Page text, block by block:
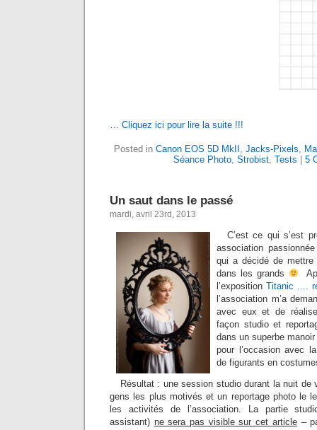
… Cliquez ici pour lire la suite !!!
Posted in Canon EOS 5D MkII , Jacks-Pixels,
Séance Photo, Strobist, Tests 5
Un saut dans le passé
mardi, avril 23rd, 2013
C’est ce qui s’est
association
qui a décidé de
dans les grands
l’exposition Titanic ….
l’association m’a
avec eux et de
façon studio et
dans un superbe
pour l’occasion avec
de figurants en
Résultat : une session studio durant la nuit de
gens les plus motivés et un reportage photo le
les activités de l’association. La partie
assistant) ne sera pas visible sur cet article–